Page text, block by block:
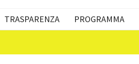
TRASPARENZA PROGRAMMA